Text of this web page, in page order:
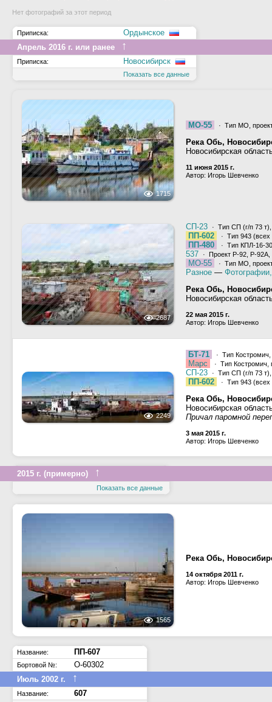
Нет фотографий за этот период
Приписка:
Ордынское
Апрель 2016 г. или ранее
↑
Приписка: Новосибирск
Показать все данные
1715
МО-55 · Тип МО,
Река Обь,
Новосибирская
11 июня 2015 г.
Автор: Игорь Шевченко
2687
СП-23 · Тип СП (г/п 73
ПП-602 · Тип 943
ПП-480 · Тип КПЛ-16-
537 · Проект Р-92, Р-92А,
МО-55 · Тип МО,
Разное —
Река Обь,
Новосибирская
22 мая 2015 г.
Автор: Игорь Шевченко
2249
БТ-71 · Тип
Марс · Тип Костромич,
СП-23 · Тип СП (г/п 73
ПП-602 · Тип 943
Река Обь,
Новосибирская
Причал паромной
3 мая 2015 г.
Автор: Игорь Шевченко
2015 г. (примерно) ↑
Показать все данные
1565
Река Обь,
14 октября 2011 г.
Автор: Игорь Шевченко
Название: ПП-607
Бортовой №:
О-60302
Июль 2002 г.
↑
Название: 607